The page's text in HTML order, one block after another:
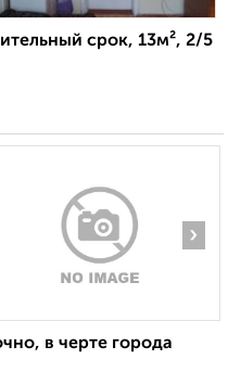
срок, 13м², 2/5
›
в черте города